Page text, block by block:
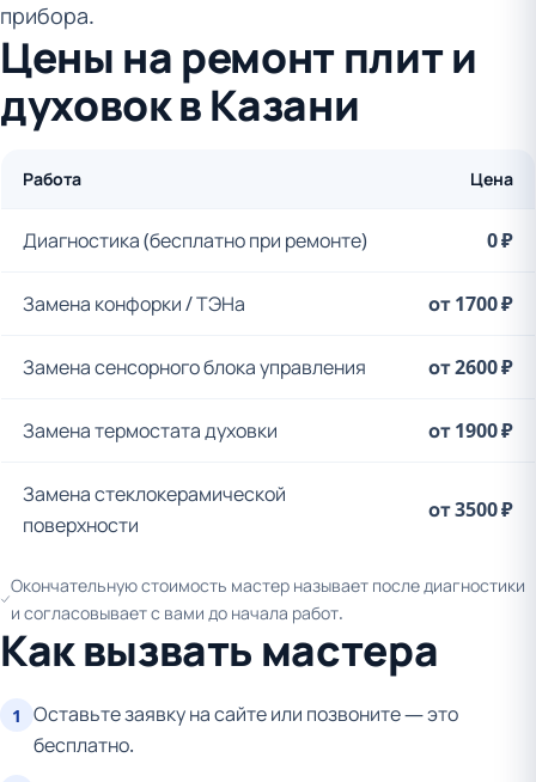
прибора.
Цены на ремонт плит и
духовок в Казани
Работа Цена
Диагностика (бесплатно при ремонте) 0 ₽
Замена конфорки / ТЭНа от 1700 ₽
Замена сенсорного блока управления от 2600 ₽
Замена термостата духовки от 1900 ₽
Замена стеклокерамической
поверхности
от 3500 ₽
Окончательную стоимость мастер называет после диагностики
и согласовывает с вами до начала работ.
Как вызвать мастера
1
Оставьте заявку на сайте или позвоните — это
бесплатно.